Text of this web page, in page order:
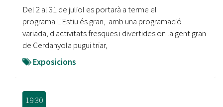
Del 2 al 31 de juliol es portarà a terme el
programa L'Estiu és gran, amb una programació
variada, d'activitats fresques i divertides on la gent gran
de Cerdanyola pugui triar,
Exposicions
19:30